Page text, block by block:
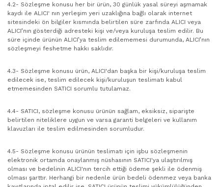
4.2- Sözleşme konusu her bir ürün, 30 günlük yasal süreyi aşmamak
kaydı ile ALICI' nın yerleşim yeri uzaklığına bağlı olarak internet
sitesindeki ön bilgiler kısmında belirtilen süre zarfında ALICI veya
ALICI’nın gösterdiği adresteki kişi ve/veya kuruluşa teslim edilir. Bu
süre içinde ürünün ALICI’ya teslim edilememesi durumunda, ALICI’nın
sözleşmeyi feshetme hakkı saklıdır.
4.3- Sözleşme konusu ürün, ALICI'dan başka bir kişi/kuruluşa teslim
edilecek ise, teslim edilecek kişi/kuruluşun teslimatı kabul
etmemesinden SATICI sorumlu tutulamaz.
4.4- SATICI, sözleşme konusu ürünün sağlam, eksiksiz, siparişte
belirtilen niteliklere uygun ve varsa garanti belgeleri ve kullanım
klavuzları ile teslim edilmesinden sorumludur.
4.5- Sözleşme konusu ürünün teslimatı için işbu sözleşmenin
elektronik ortamda onaylanmış nüshasının SATICI'ya ulaştırılmış
olması ve bedelinin ALICI'nın tercih ettiği ödeme şekli ile ödenmiş
olması şarttır. Herhangi bir nedenle ürün bedeli ödenmez veya banka